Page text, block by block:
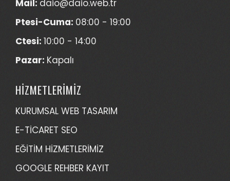
Mail: daio@daio.web.tr
Ptesi-Cuma: 08:00 - 19:00
Ctesi: 10:00 - 14:00
Pazar: Kapalı
HİZMETLERİMİZ
KURUMSAL WEB TASARIM
E-TİCARET SEO
EĞİTİM HİZMETLERİMİZ
GOOGLE REHBER KAYIT